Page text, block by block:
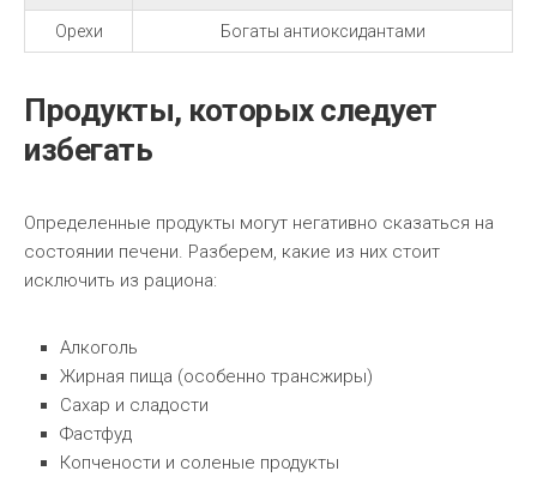
Орехи Богаты антиоксидантами
Продукты, которых следует
избегать
Определенные продукты могут негативно сказаться на
состоянии печени. Разберем, какие из них стоит
исключить из рациона:
Алкоголь
Жирная пища (особенно трансжиры)
Сахар и сладости
Фастфуд
Копчености и соленые продукты